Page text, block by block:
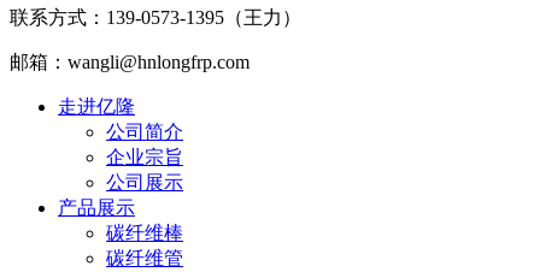
联系方式：139-0573-1395（王力）
邮箱：wangli@hnlongfrp.com
走进亿隆
公司简介
企业宗旨
公司展示
产品展示
碳纤维棒
碳纤维管